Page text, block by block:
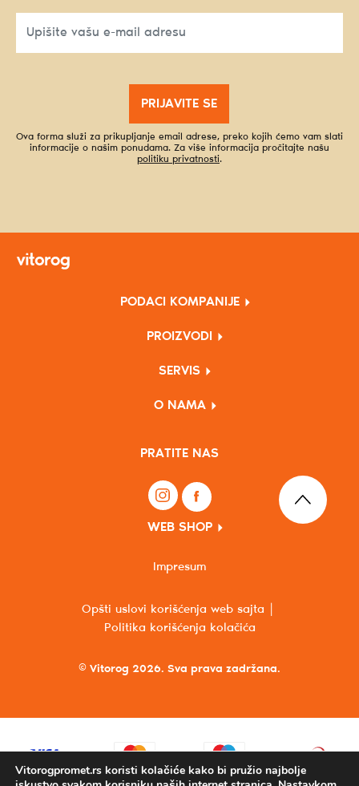
PRIJAVITE SE
Ova forma služi za prikupljanje email adrese, preko kojih ćemo vam slati
informacije o našim ponudama. Za više informacija pročitajte našu
politiku privatnosti.
PODACI KOMPANIJE
PROIZVODI
SERVIS
O NAMA
PRATITE NAS
WEB SHOP
© Vitorog 2026. Sva prava zadržana.
Opšti uslovi korišćenja web sajta
Politika korišćenja kolačića
Impresum
Vitorogpromet.rs koristi kolačiće kako bi pružio najbolje